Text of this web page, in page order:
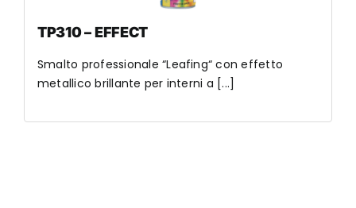
TP310 – EFFECT
Smalto professionale “Leafing“ con effetto
metallico brillante per interni a [...]